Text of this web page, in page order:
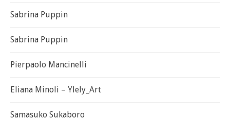
Sabrina Puppin
Sabrina Puppin
Pierpaolo Mancinelli
Eliana Minoli – Ylely_Art
Samasuko Sukaboro